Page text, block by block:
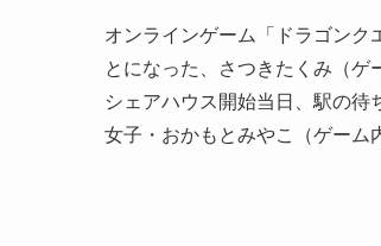
オンラインゲーム「ドラゴン
とになった、さつきたくみ（ゲ
シェアハウス開始当日、駅の
女子・おかもとみやこ（ゲー